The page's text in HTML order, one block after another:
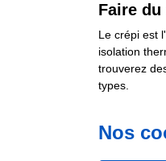
Faire du
Le crépi est
isolation
trouverez
types.
Nos